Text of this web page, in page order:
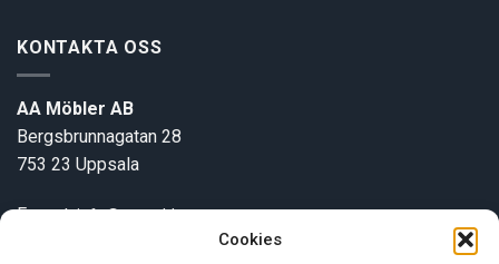
Cookies
KONTAKTA OSS
AA Möbler AB
Bergsbrunnagatan 28
753 23 Uppsala
E-post:info@aamobler.se